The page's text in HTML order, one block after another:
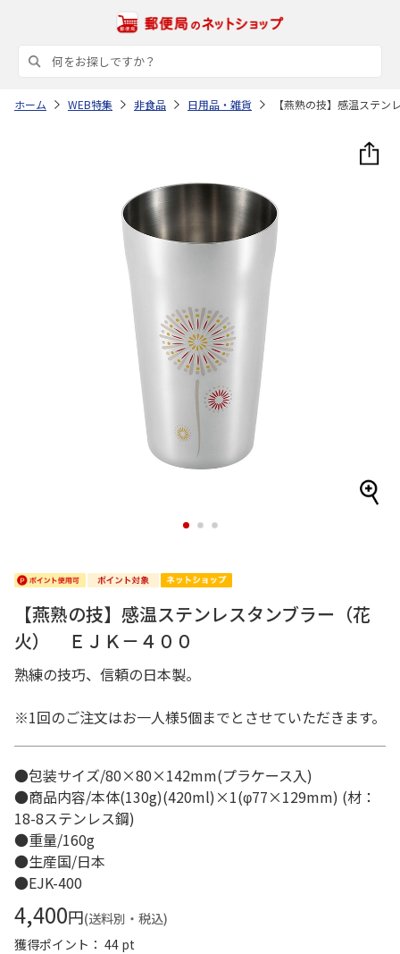
ホーム WEB特集 非食品 日用品・雑貨 【燕熟の技】感温ステ
1 2 3
【燕熟の技】感温ステンレスタンブラー（花
火） ＥＪＫ－４００
熟練の技巧、信頼の日本製。
※1回のご注文はお一人様5個までとさせていただきます。
●包装サイズ/80×80×142mm(プラケース入)
●商品内容/本体(130g)(420ml)×1(φ77×129mm) (材：
18-8ステンレス鋼)
●重量/160g
●生産国/日本
●EJK-400
4,400円(送料別・税込)
獲得ポイント： 44 pt